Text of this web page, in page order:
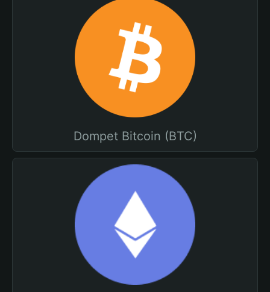
Dompet Bitcoin (BTC)